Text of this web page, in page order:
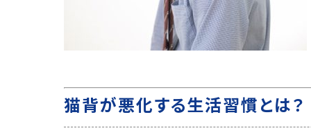
猫背が悪化する生活習慣とは？